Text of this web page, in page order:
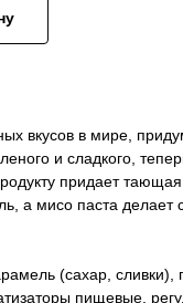
вкусов в мире,
и сладкого,
придает
а мисо паста делает
(сахар,
пищевые,